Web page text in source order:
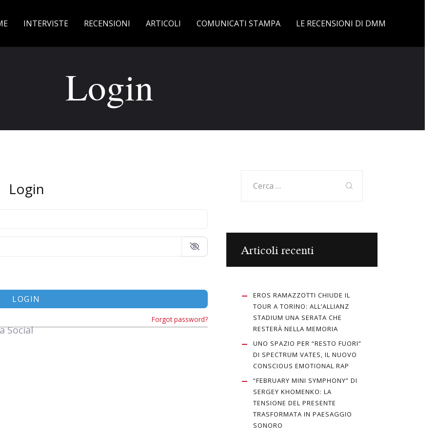
INTERVISTE RECENSIONI ARTICOLI COMUNICATI STAMPA LE RECENSIONI DI DMM
Login
Login
LOGIN
Forgot password?
Social
per:
Articoli recenti
EROS RAMAZZOTTI CHIUDE IL
TOUR A TORINO: ALL’ALLIANZ
STADIUM UNA SERATA CHE
RESTERÀ NELLA MEMORIA
UNO SPAZIO PER “RESTO FUORI”
DI SPECTRUM VATES, IL NUOVO
CONSCIOUS EMOTIONAL RAP
“FEBRUARY MINI SYMPHONY” DI
SERGEY KHOMENKO: LA
TENSIONE DEL PRESENTE
TRASFORMATA IN PAESAGGIO
SONORO